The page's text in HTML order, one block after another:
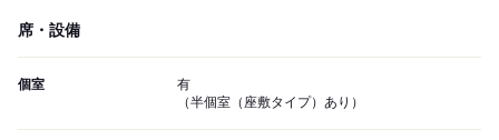
席・設備
個室
有
（半個室（座敷タイプ）あり）